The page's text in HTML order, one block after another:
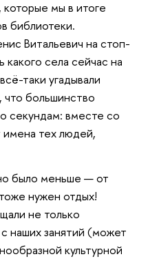
мы в итоге
библиотеки.
Витальевич на стоп-
какого села сейчас на
таки угадывали
что большинство
секундам: вместе со
имена тех людей,
было меньше — от
нужен отдых!
не только
наших занятий (может
культурной